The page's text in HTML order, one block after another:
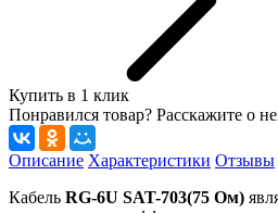
Купить в 1 клик
Понравился товар? Расскажите о
Описание Характеристики Отзывы
Кабель RG-6U SAT-703(75 Ом)